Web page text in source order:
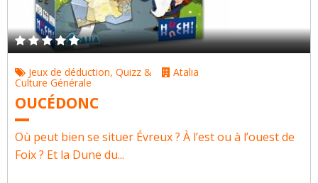
Jeux de déduction,Quizz &
Culture Générale
Atalia
OUCÉDONC
Où peut bien se situer Évreux ? À l’est ou à l’ouest de
Foix ? Et la Dune du...